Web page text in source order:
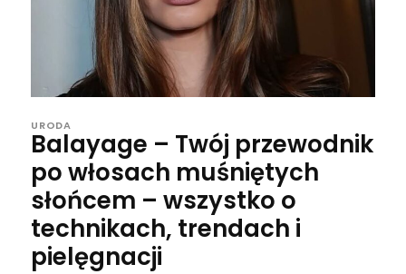
URODA
Balayage – Twój przewodnik
po włosach muśniętych
słońcem – wszystko o
technikach, trendach i
pielęgnacji